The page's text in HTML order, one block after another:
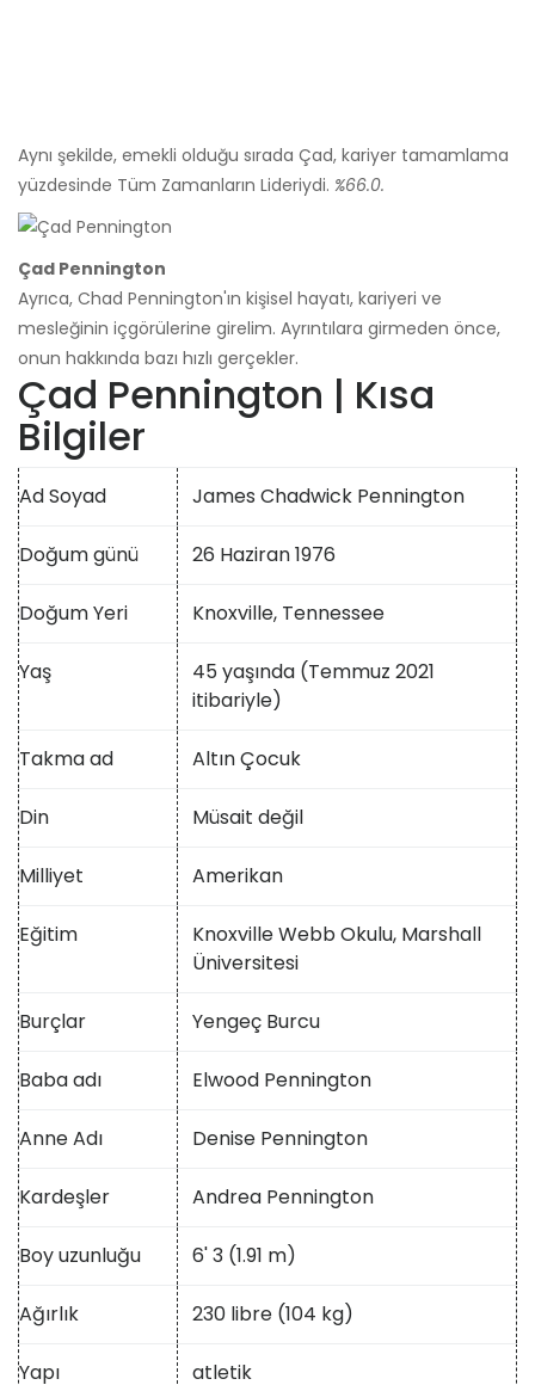
Aynı şekilde, emekli olduğu sırada Çad, kariyer tamamlama
yüzdesinde Tüm Zamanların Lideriydi. %66.0.
Çad Pennington
Ayrıca, Chad Pennington'ın kişisel hayatı, kariyeri ve
mesleğinin içgörülerine girelim. Ayrıntılara girmeden önce,
onun hakkında bazı hızlı gerçekler.
Çad Pennington | Kısa
Bilgiler
Ad Soyad James Chadwick Pennington
Doğum günü 26 Haziran 1976
Doğum Yeri Knoxville, Tennessee
Yaş
45 yaşında (Temmuz 2021
itibariyle)
Takma ad Altın Çocuk
Din Müsait değil
Milliyet Amerikan
Eğitim
Knoxville Webb Okulu, Marshall
Üniversitesi
Burçlar Yengeç Burcu
Baba adı Elwood Pennington
Anne Adı Denise Pennington
Kardeşler Andrea Pennington
Boy uzunluğu 6' 3 (1.91 m)
Ağırlık 230 libre (104 kg)
Yapı atletik